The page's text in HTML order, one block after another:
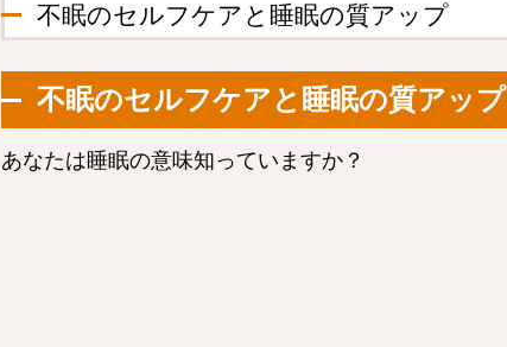
不眠のセルフケアと睡眠の質アップ
不眠のセルフケアと睡眠の質アップ
あなたは睡眠の意味知っていますか？